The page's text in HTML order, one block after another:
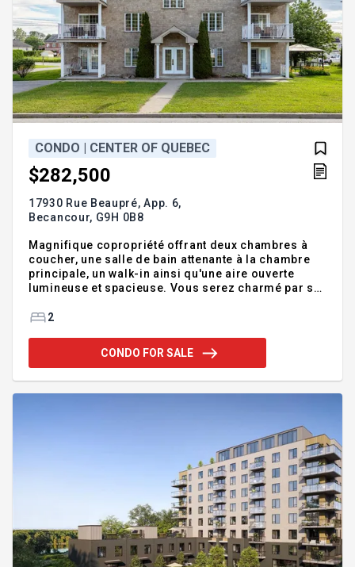
CONDO | CENTER OF QUEBEC
$282,500
17930 Rue Beaupré, App. 6,
Becancour, G9H 0B8
Magnifique copropriété offrant deux chambres à
coucher, une salle de bain attenante à la chambre
principale, un walk-in ainsi qu'une aire ouverte
lumineuse et spacieuse. Vous serez charmé par sa
espaces de rangement. Vous apprécierez
profiter des beaux jours, les deux stationnements
extérieurs ainsi que la remise, offrant un espace de
2
CONDO FOR SALE